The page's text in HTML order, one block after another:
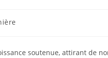
soutenue, attirant de